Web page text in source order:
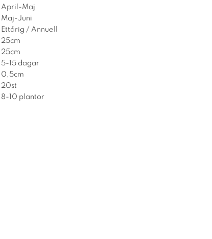
April-Maj
Maj-Juni
Ettårig / Annuell
25cm
25cm
5-15 dagar
0,5cm
20st
8-10 plantor